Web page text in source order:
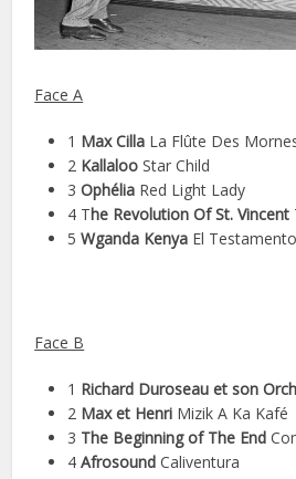
Face A
1 Max Cilla La Flûte Des
2 KallalooStar Child
3Ophélia Red Light Lady
4 The Revolution Of St. Vincent
5Wganda Kenya El Testamento
Face B
1 Richard Duroseau et son
2 Max et Henri Mizik A Ka Kafé
3 The Beginning of The End
4AfrosoundCaliventura